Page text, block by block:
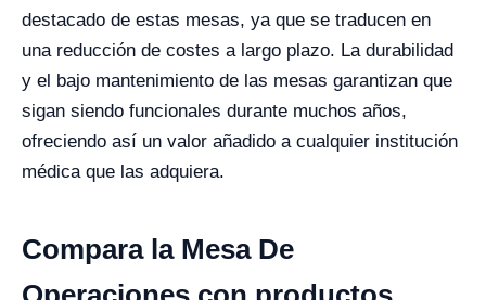
destacado de estas mesas, ya que se traducen en
una reducción de costes a largo plazo. La durabilidad
y el bajo mantenimiento de las mesas garantizan que
sigan siendo funcionales durante muchos años,
ofreciendo así un valor añadido a cualquier institución
médica que las adquiera.
Compara la Mesa De